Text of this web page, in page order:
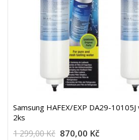
Samsung HAFEX/EXP DA29-
2ks
1 299,00 Kč 870,00 Kč